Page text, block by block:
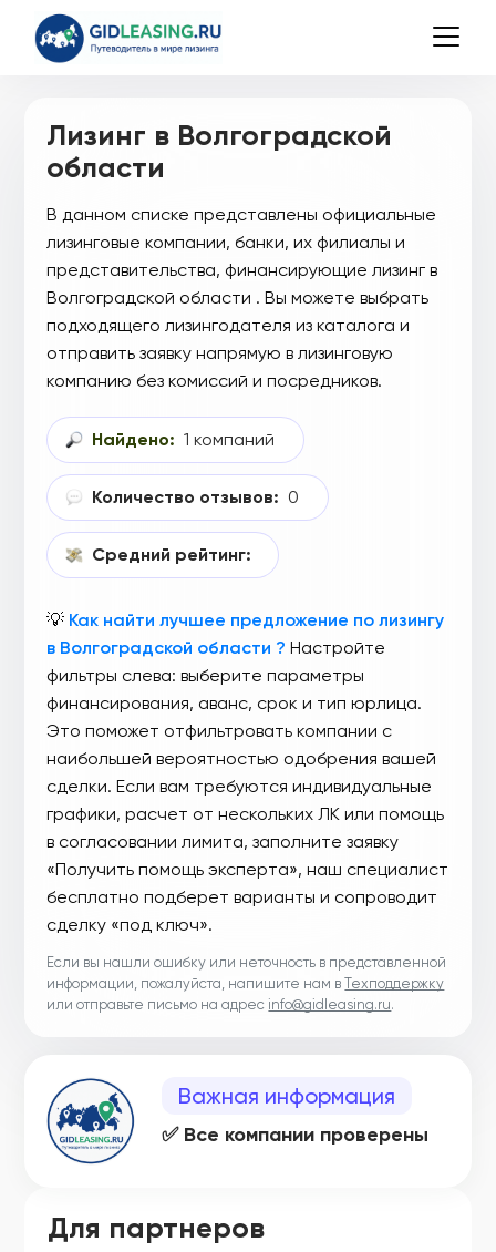
Лизинг в Волгоградской
области
В данном списке представлены официальные
лизинговые компании, банки, их филиалы и
представительства, финансирующие лизинг в
Волгоградской области . Вы можете выбрать
подходящего лизингодателя из каталога и
отправить заявку напрямую в лизинговую
компанию без комиссий и посредников.
Найдено: 1 компаний
Количество отзывов: 0
Средний рейтинг:
💡 Как найти лучшее предложение по лизингу
в Волгоградской области ? Настройте
фильтры слева: выберите параметры
финансирования, аванс, срок и тип юрлица.
Это поможет отфильтровать компании с
наибольшей вероятностью одобрения вашей
сделки. Если вам требуются индивидуальные
графики, расчет от нескольких ЛК или помощь
в согласовании лимита, заполните заявку
«Получить помощь эксперта», наш специалист
бесплатно подберет варианты и сопроводит
сделку «под ключ».
Если вы нашли ошибку или неточность в представленной
информации, пожалуйста, напишите нам вТехподдержку
или отправьте письмо на адрес info@gidleasing.ru.
Важная информация
✅ Все компании проверены
Для партнеров